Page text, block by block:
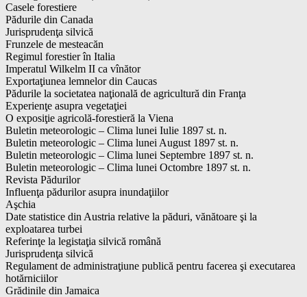
Casele forestiere
Pădurile din Canada
Jurisprudenţa silvică
Frunzele de mesteacăn
Regimul forestier în Italia
Imperatul Wilkelm II ca vînător
Exportaţiunea lemnelor din Caucas
Pădurile la societatea naţională de agricultură din Franţa
Experienţe asupra vegetaţiei
O exposiţie agricolă-forestieră la Viena
Buletin meteorologic – Clima lunei Iulie 1897 st. n.
Buletin meteorologic – Clima lunei August 1897 st. n.
Buletin meteorologic – Clima lunei Septembre 1897 st. n.
Buletin meteorologic – Clima lunei Octombre 1897 st. n.
Revista Pădurilor
Influenţa pădurilor asupra inundaţiilor
Aşchia
Date statistice din Austria relative la păduri, vănătoare şi la
exploatarea turbei
Referinţe la legistaţia silvică română
Jurisprudenţa silvică
Regulament de administraţiune publică pentru facerea şi executarea
hotărniciilor
Grădinile din Jamaica